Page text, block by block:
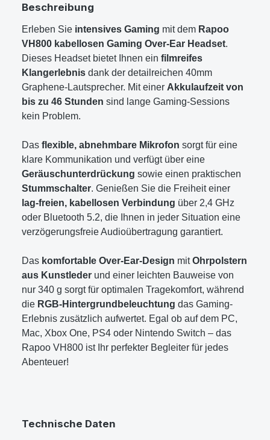
Beschreibung
Erleben Sie intensives Gaming mit dem Rapoo
VH800 kabellosen Gaming Over-Ear Headset.
Dieses Headset bietet Ihnen ein filmreifes
Klangerlebnis dank der detailreichen 40mm
Graphene-Lautsprecher. Mit einer Akkulaufzeit von
bis zu 46 Stunden sind lange Gaming-Sessions
kein Problem.
Das flexible, abnehmbare Mikrofon sorgt für eine
klare Kommunikation und verfügt über eine
Geräuschunterdrückung sowie einen praktischen
Stummschalter. Genießen Sie die Freiheit einer
lag-freien, kabellosen Verbindung über 2,4 GHz
oder Bluetooth 5.2, die Ihnen in jeder Situation eine
verzögerungsfreie Audioübertragung garantiert.
Das komfortable Over-Ear-Design mitOhrpolstern
aus Kunstleder und einer leichten Bauweise von
nur 340 g sorgt für optimalen Tragekomfort, während
die RGB-Hintergrundbeleuchtung das Gaming-
Erlebnis zusätzlich aufwertet. Egal ob auf dem PC,
Mac, Xbox One, PS4 oder Nintendo Switch – das
Rapoo VH800 ist Ihr perfekter Begleiter für jedes
Abenteuer!
Technische Daten